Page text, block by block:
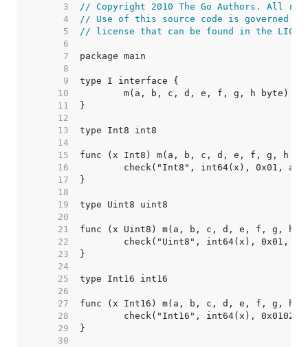
     3
// Copyright 2010 The Go Authors. All
     4
// Use of this source code is governed by
     5
// license that can be found in the
     6
     7
     8
     9
    10
    11
    12
    13
    14
    15
    16
    17
    18
    19
    20
    21
    22
    23
    24
    25
    26
    27
    28
    29
    30